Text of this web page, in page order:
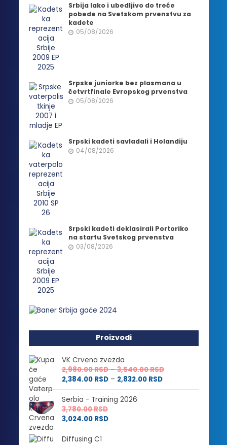
Srbija lako i ubedljivo do treće
pobede na Svetskom prvenstvu za
kadete
05/08/2026
Srpske juniorke bez plasmana u
četvrtfinale Evropskog prvenstva
05/08/2026
Srpski kadeti savladali i Holandiju
04/08/2026
Srpski kadeti deklasirali Portoriko
na startu Svetskog prvenstva
03/08/2026
Proizvodi
VK Crvena zvezda
2,980.00RSD – 3,540.00RSDRaspon
od
2,384.00 RSD – 2,832.00 RSDRaspon
cena:
2,832.00 RSD
Serbia - Training 2026
3,780.00RSD
3,024.00 RSD
Diffusing C1